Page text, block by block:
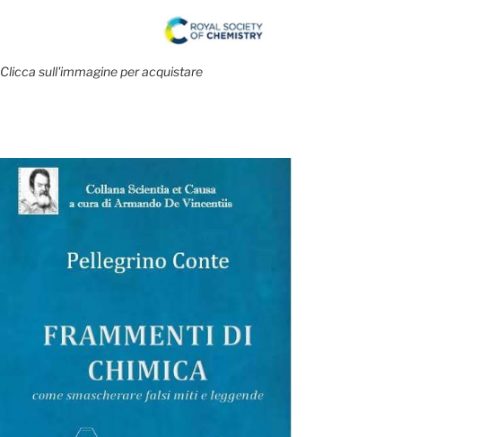
Clicca sull'immagine per acquistare